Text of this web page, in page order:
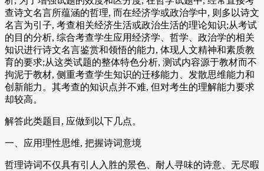
查诗文名言所蕴涵的哲理, 而在经济学或政治学中, 则多以诗文
名言为引子, 考查相关经济生活或政治生活的理论知识;从考试
的目的分析, 综合考查学生应用经济学、哲学、政治学的相关
知识进行诗文名言鉴赏和领悟的能力, 体现人文精神和素质教
育的要求;从这类试题的整体特色分析, 测试内容源于教材而不
拘泥于教材, 侧重考查学生知识的迁移能力、发散思维能力和
创新能力。其考查的知识点并不难, 但对考生的理解能力要求
却较高。
解答此类题目, 应做到以下几点。
一、应用理性思维, 把握诗词意境
哲理诗词不仅具有引人入胜的景色、耐人寻味的诗意、无尽暇